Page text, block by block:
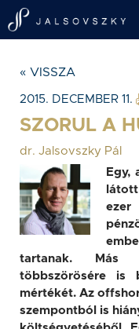
« VISSZA
2015. DECEMBER 11.
SZORUL A
dr. Jalsovszky Pál
Egy,
tartanak. Más
többszörösére is
mértékét. Az
szempontból is